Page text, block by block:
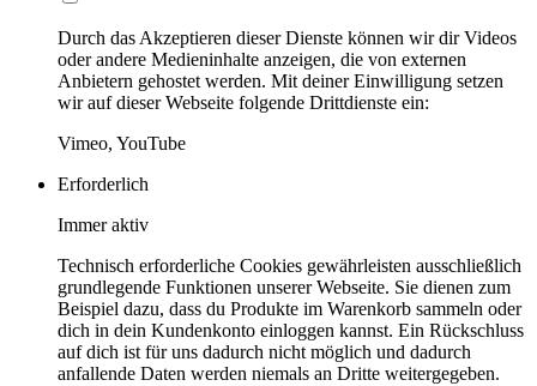
Durch das Akzeptieren dieser Dienste können wir dir Videos
oder andere Medieninhalte anzeigen, die von externen
Anbietern gehostet werden. Mit deiner Einwilligung setzen
wir auf dieser Webseite folgende Drittdienste ein:
Vimeo, YouTube
Erforderlich
Immer aktiv
Technisch erforderliche Cookies gewährleisten ausschließlich
grundlegende Funktionen unserer Webseite. Sie dienen zum
Beispiel dazu, dass du Produkte im Warenkorb sammeln oder
dich in dein Kundenkonto einloggen kannst. Ein Rückschluss
auf dich ist für uns dadurch nicht möglich und dadurch
anfallende Daten werden niemals an Dritte weitergegeben.